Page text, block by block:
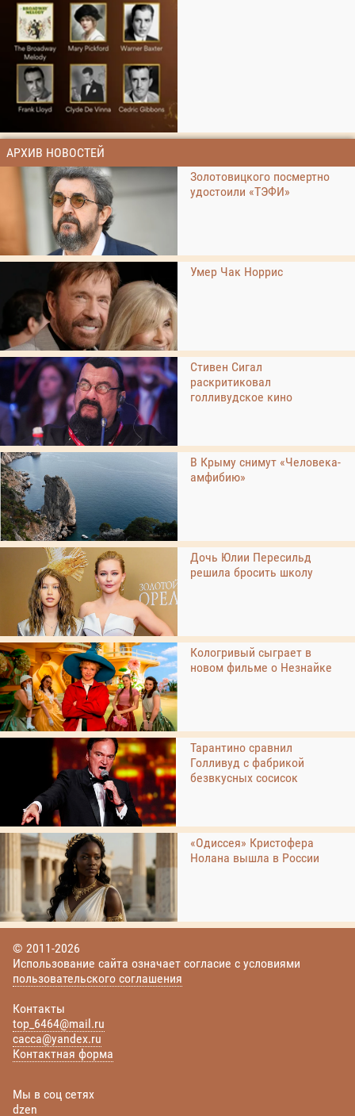
АРХИВ НОВОСТЕЙ
Золотовицкого посмертно
удостоили «ТЭФИ»
Умер Чак Норрис
Стивен Сигал
раскритиковал
голливудское кино
В Крыму снимут «Человека-
амфибию»
Дочь Юлии Пересильд
решила бросить школу
Кологривый сыграет в
новом фильме о Незнайке
Тарантино сравнил
Голливуд с фабрикой
безвкусных сосисок
«Одиссея» Кристофера
Нолана вышла в России
© 2011-2026
Использование сайта означает согласие с условиями
пользовательского соглашения
Контакты
top_6464@mail.ru
cacca@yandex.ru
Контактная форма
Мы в соц сетях
dzen